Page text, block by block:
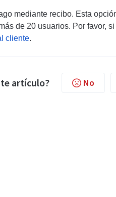
mediante recibo. Esta
de 20 usuarios. Por favor,
cliente.
artículo? No